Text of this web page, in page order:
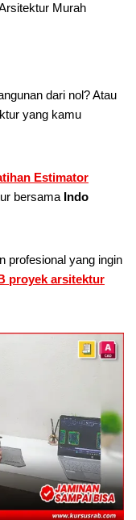
Murah
dari nol? Atau
yang kamu
Estimator
bersama Indo
profesional yang ingin
proyek arsitektur